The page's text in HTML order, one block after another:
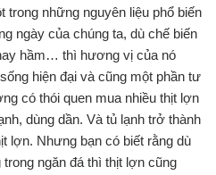
những nguyên liệu phổ biến
ngày của chúng ta, dù chế biến
hầm… thì hương vị của nó
hiện đại và cũng một phần tư
có thói quen mua nhiều thịt lợn
dùng dần. Và tủ lạnh trở thành
lợn. Nhưng bạn có biết rằng dù
ngăn đá thì thịt lợn cũng